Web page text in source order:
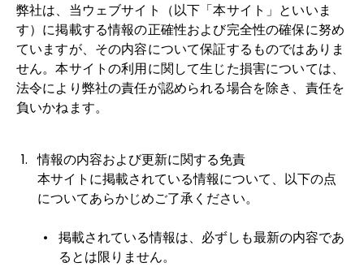
弊社は、当ウェブサイト（以下「本サイト」といいま
す）に掲載する情報の正確性および完全性の確保に努め
ていますが、その内容について保証するものではありま
せん。本サイトの利用に関して生じた損害については、
法令により弊社の責任が認められる場合を除き、責任を
負いかねます。
情報の内容および更新に関する免責
本サイトに掲載されている情報について、以下の点
についてあらかじめご了承ください。
掲載されている情報は、必ずしも最新の内容であ
るとは限りません。